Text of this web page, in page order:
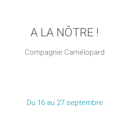
A LA NÔTRE !
Compagnie Camélopard
Du 16 au 27 septembre